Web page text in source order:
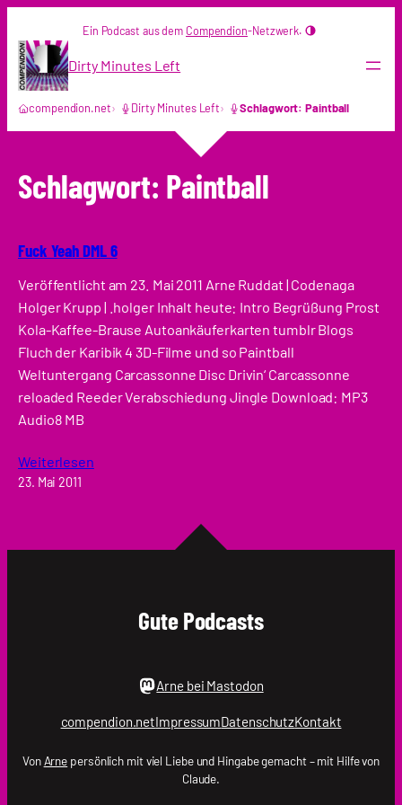
Inhalt
springen
Ein Podcast aus dem Compendion-Netzwerk.
Dirty Minutes Left
compendion.net Dirty Minutes Left Schlagwort: Paintball
Schlagwort: Paintball
Fuck Yeah DML 6
Veröffentlicht am 23. Mai 2011 Arne Ruddat | Codenaga
Holger Krupp | .holger Inhalt heute: Intro Begrüßung Prost
Kola-Kaffee-Brause Autoankäuferkarten tumblr Blogs
Fluch der Karibik 4 3D-Filme und so Paintball
Weltuntergang Carcassonne Disc Drivin‘ Carcassonne
reloaded Reeder Verabschiedung Jingle Download: MP3
Audio8 MB
Weiterlesen
23. Mai 2011
Gute Podcasts
Arne bei Mastodon
compendion.netImpressumDatenschutzKontakt
VonArne persönlich mit viel Liebe und Hingabe gemacht – mit Hilfe von
Claude.